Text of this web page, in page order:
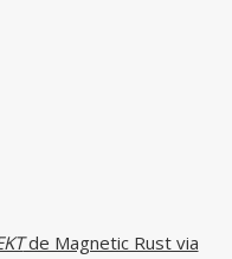
de Magnetic Rust via